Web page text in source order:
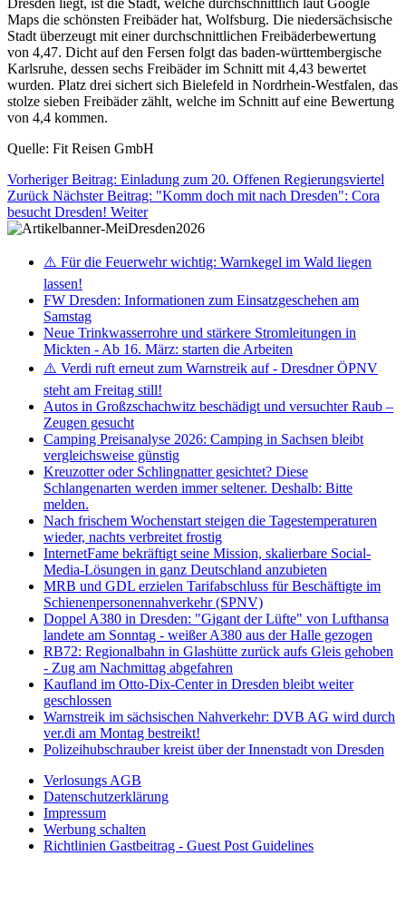
Maps die schönsten Freibäder hat, Wolfsburg. Die niedersächsische
Stadt überzeugt mit einer durchschnittlichen Freibäderbewertung
von 4,47. Dicht auf den Fersen folgt das baden-württembergische
Karlsruhe, dessen sechs Freibäder im Schnitt mit 4,43 bewertet
wurden. Platz drei sichert sich Bielefeld in Nordrhein-Westfalen, das
stolze sieben Freibäder zählt, welche im Schnitt auf eine Bewertung
von 4,4 kommen.
Quelle: Fit Reisen GmbH
Vorheriger Beitrag: Einladung zum 20. Offenen Regierungsviertel
Zurück Nächster Beitrag: "Komm doch mit nach Dresden": Cora
besucht Dresden! Weiter
⚠️ Für die Feuerwehr wichtig: Warnkegel im Wald liegen
lassen!
FW Dresden: Informationen zum Einsatzgeschehen am
Samstag
Neue Trinkwasserrohre und stärkere Stromleitungen in
Mickten - Ab 16. März: starten die Arbeiten
⚠️ Verdi ruft erneut zum Warnstreik auf - Dresdner ÖPNV
steht am Freitag still!
Autos in Großzschachwitz beschädigt und versuchter Raub –
Zeugen gesucht
Camping Preisanalyse 2026: Camping in Sachsen bleibt
vergleichsweise günstig
Kreuzotter oder Schlingnatter gesichtet? Diese
Schlangenarten werden immer seltener. Deshalb: Bitte
melden.
Nach frischem Wochenstart steigen die Tagestemperaturen
wieder, nachts verbreitet frostig
InternetFame bekräftigt seine Mission, skalierbare Social-
Media-Lösungen in ganz Deutschland anzubieten
MRB und GDL erzielen Tarifabschluss für Beschäftigte im
Schienenpersonennahverkehr (SPNV)
Doppel A380 in Dresden: "Gigant der Lüfte" von Lufthansa
landete am Sonntag - weißer A380 aus der Halle gezogen
RB72: Regionalbahn in Glashütte zurück aufs Gleis gehoben
- Zug am Nachmittag abgefahren
Kaufland im Otto-Dix-Center in Dresden bleibt weiter
geschlossen
Warnstreik im sächsischen Nahverkehr: DVB AG wird durch
ver.di am Montag bestreikt!
Polizeihubschrauber kreist über der Innenstadt von Dresden
Verlosungs AGB
Datenschutzerklärung
Impressum
Werbung schalten
Richtlinien Gastbeitrag - Guest Post Guidelines